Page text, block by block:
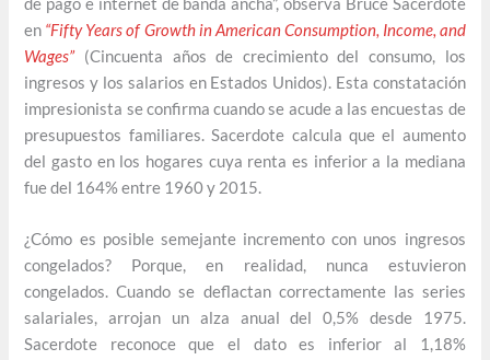
de pago e internet de banda ancha”, observa Bruce Sacerdote
en “Fifty Years of Growth in American Consumption, Income, and
Wages”(Cincuenta años de crecimiento del consumo, los
ingresos y los salarios en Estados Unidos). Esta constatación
impresionista se confirma cuando se acude a las encuestas de
presupuestos familiares. Sacerdote calcula que el aumento
del gasto en los hogares cuya renta es inferior a la mediana
fue del 164% entre 1960 y 2015.
¿Cómo es posible semejante incremento con unos ingresos
congelados? Porque, en realidad, nunca estuvieron
congelados. Cuando se deflactan correctamente las series
salariales, arrojan un alza anual del 0,5% desde 1975.
Sacerdote reconoce que el dato es inferior al 1,18%